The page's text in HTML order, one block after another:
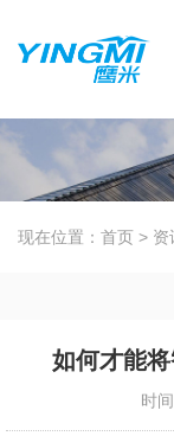
现在位置： 首页 > 资
如何才能
时